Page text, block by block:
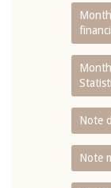
Note
Note